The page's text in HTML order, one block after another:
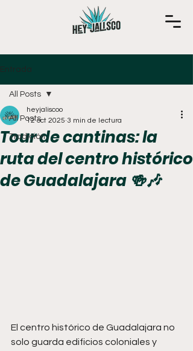
Entrada
All Posts
Tradición
All Posts
Tour de cantinas: la
ruta del centro histórico
de Guadalajara 🍻🎶
heyjaliscoo
12 oct 2025 3 min de lectura
El centro histórico de Guadalajara no
solo guarda edificios coloniales y